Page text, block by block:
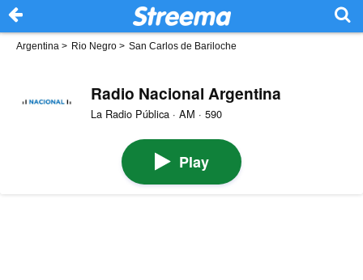
Argentina > Rio Negro > San Carlos de Bariloche
Radio Nacional Argentina
La Radio Pública · AM · 590
Play